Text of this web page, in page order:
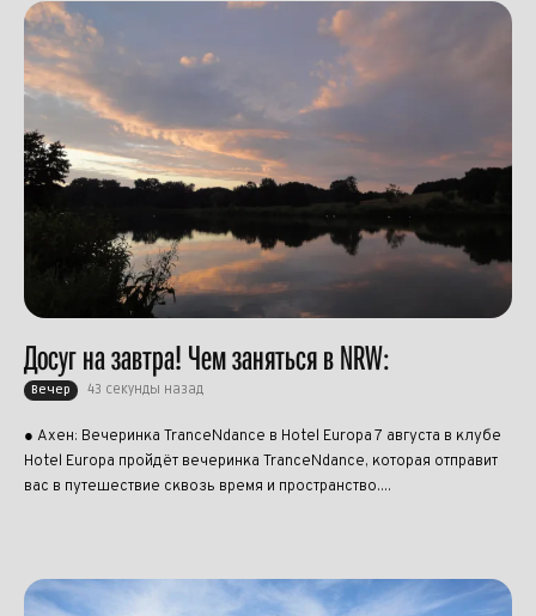
Досуг на завтра! Чем заняться в NRW:
Вечер 43 секунды назад
● Ахен: Вечеринка TranceNdance в Hotel Europa 7 августа в клубе
Hotel Europa пройдёт вечеринка TranceNdance, которая отправит
вас в путешествие сквозь время и пространство....